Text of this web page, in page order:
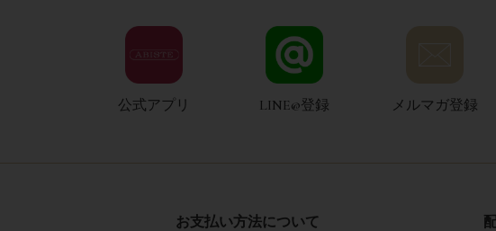
公式アプリ LINE@登録 メルマガ登録
お支払い方法について